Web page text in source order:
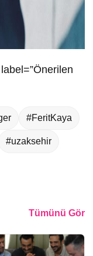
#FeritKaya
#uzaksehir
Tümünü Gör